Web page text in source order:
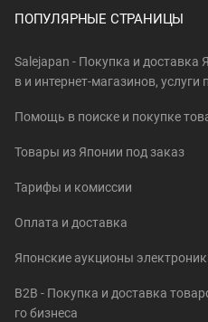
ПОПУЛЯРНЫЕ СТРАНИЦЫ
Salejapan - Покупка и доставка
в и интернет-магазинов, услуги
Помощь в поиске и покупке
Товары из Японии под заказ
Тарифы и комиссии
Оплата и доставка
Японские аукционы
B2B - Покупка и доставка
го бизнеса